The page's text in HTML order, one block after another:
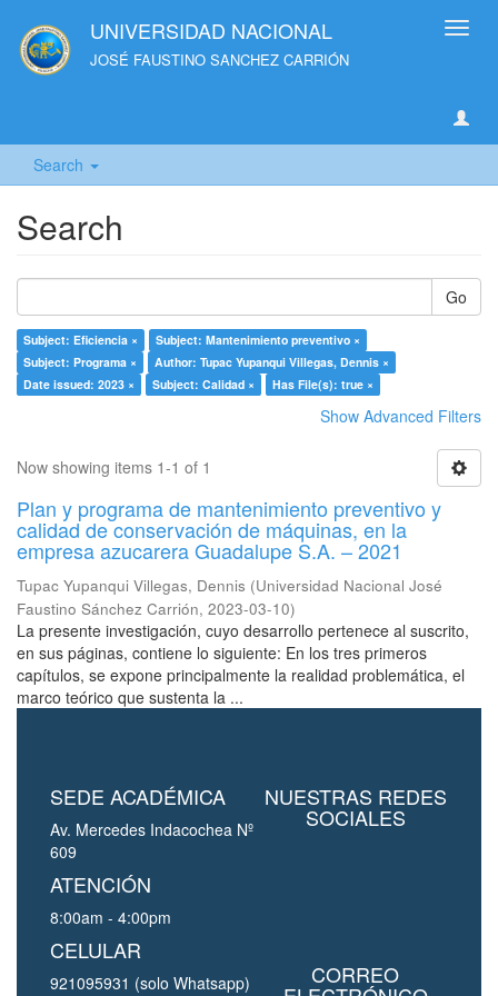
UNIVERSIDAD NACIONAL
JOSÉ FAUSTINO SANCHEZ CARRIÓN
Search
Search
Go
Subject: Eficiencia ×
Subject: Mantenimiento preventivo ×
Subject: Programa ×
Author: Tupac Yupanqui Villegas, Dennis ×
Date issued: 2023 ×
Subject: Calidad × Has File(s): true ×
Show Advanced Filters
Now showing items 1-1 of 1
Plan y programa de mantenimiento preventivo y
calidad de conservación de máquinas, en la
empresa azucarera Guadalupe S.A. – 2021
Tupac Yupanqui Villegas, Dennis (Universidad Nacional José
Faustino Sánchez Carrión, 2023-03-10)
La presente investigación, cuyo desarrollo pertenece al suscrito,
en sus páginas, contiene lo siguiente: En los tres primeros
capítulos, se expone principalmente la realidad problemática, el
marco teórico que sustenta la ...
SEDE ACADÉMICA
Av. Mercedes Indacochea Nº
609
ATENCIÓN
8:00am - 4:00pm
CELULAR
921095931 (solo Whatsapp)
NUESTRAS REDES
SOCIALES
CORREO